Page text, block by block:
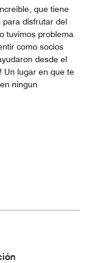
que tiene
para disfrutar del
tuvimos problema
como socios
desde el
Un lugar en que te
ningun